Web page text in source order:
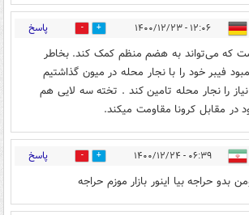
۱۲:۰۶ - ۱۴۰۰/۱۲/۲۳ 0 پاسخ
که می‌تواند به هضم منظم کمک کند. بخاطر
فیبر خود را با نجار محله در میون گذاشتیم
را نجار محله تامین کند . تخته سه لایی هم
در مقابل کرونا مقاومت میکند.
۰۶:۳۹ - ۱۴۰۰/۱۲/۲۴ 0 پاسخ